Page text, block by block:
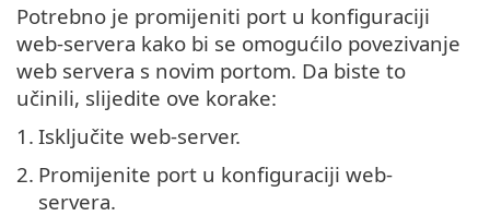
Potrebno je promijeniti port u konfiguraciji
web-servera kako bi se omogućilo povezivanje
web servera s novim portom. Da biste to
učinili, slijedite ove korake:
1. Isključite web-server.
2. Promijenite port u konfiguraciji web-
servera.